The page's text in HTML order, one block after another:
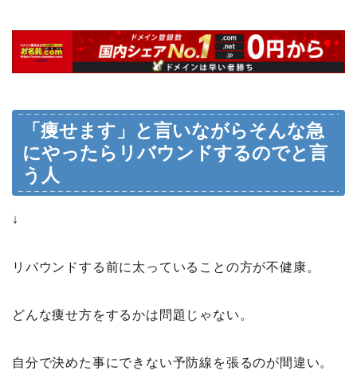
「痩せます」と言いながらそんな急
にやったらリバウンドするのでと言
う人
↓
リバウンドする前に太っていることの方が不健康。
どんな痩せ方をするかは問題じゃない。
自分で決めた事にできない予防線を張るのが間違い。